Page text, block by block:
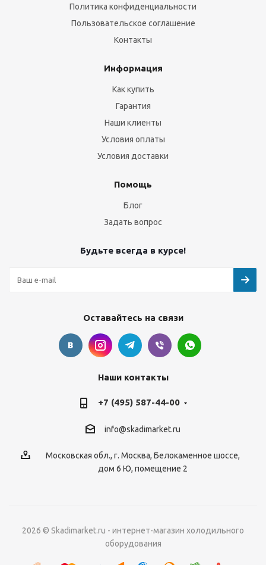
Политика конфиденциальности
Пользовательское соглашение
Контакты
Информация
Как купить
Гарантия
Наши клиенты
Условия оплаты
Условия доставки
Помощь
Блог
Задать вопрос
Будьте всегда в курсе!
Оставайтесь на связи
Наши контакты
+7 (495) 587-44-00
info@skadimarket.ru
Московская обл., г. Москва, Белокаменное шоссе,
дом 6 Ю, помещение 2
2026 © Skadimarket.ru - интернет-магазин холодильного
оборудования